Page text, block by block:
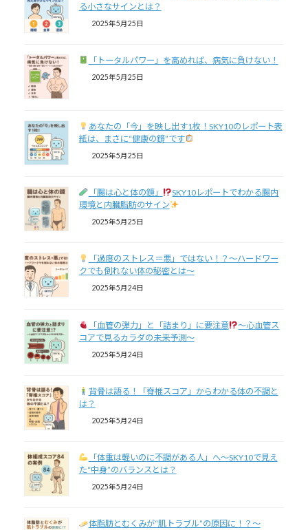
る小さなサインとは？
2025年5月25日
「トータルパワー」を高めれば、病気に負けない！
2025年5月25日
あなたの「今」を映し出す1枚！SKY10のレポート表
紙は、まさに“健康の鏡”です
2025年5月25日
「腸は心と体の鏡」
SKY10レポートでわかる腸内
環境と内臓脂肪のサイン
2025年5月25日
「過度のストレス＝悪」ではない！？～ハードワー
クでも倒れない体の秘密とは～
2025年5月24日
「血管の弾力」と「詰まり」に要注意
〜心血管ス
コアで見るカラダの未来予測〜
2025年5月24日
背骨は語る！「脊椎スコア」からわかる体の不調と
は？
2025年5月24日
「体重は軽いのに不調がある人」へ～SKY10で見え
た“中身”のバランスとは？
2025年5月24日
体脂肪とむくみが“肌トラブル”の原因に！？～